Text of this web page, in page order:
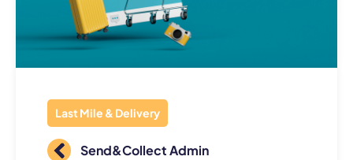
Last Mile & Delivery
Send&Collect Admin